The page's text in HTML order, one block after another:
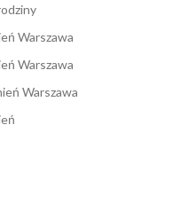
Warszawa
Warszawa
Warszawa